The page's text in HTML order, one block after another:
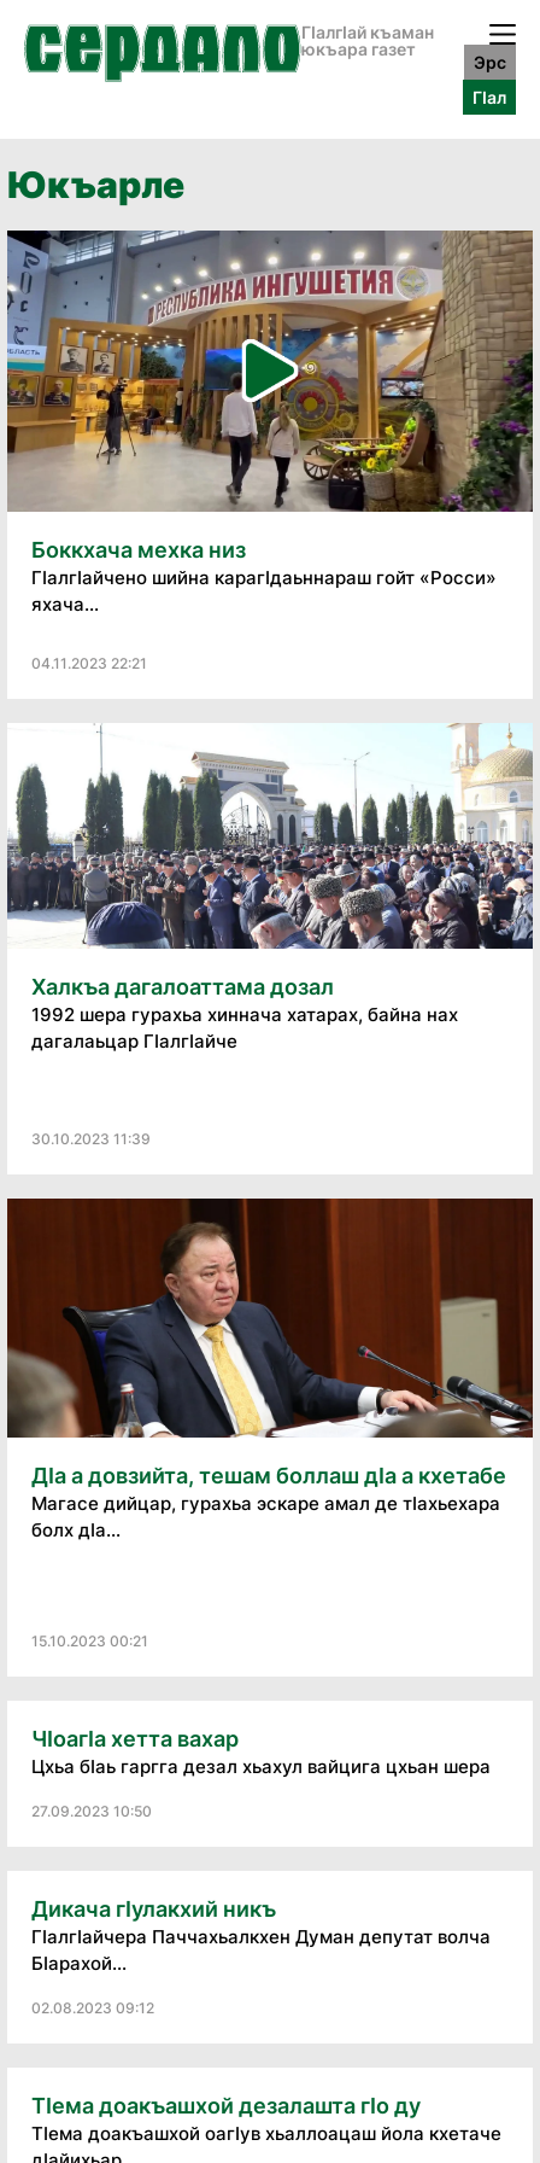
ГӀалгӀай къаман
юкъара газет
Эрс
ГӀал
Юкъарле
Боккхача мехка низ
ГӀалгӀайчено шийна карагӀдаьннараш гойт «Росси»
яхача...
04.11.2023 22:21
Халкъа дагалоаттама дозал
1992 шера гурахьа хиннача хатарах, байна нах
дагалаьцар ГӀалгӀайче
30.10.2023 11:39
ДIа а довзийта, тешам боллаш дIа а кхетабе
Магасе дийцар, гурахьа эскаре амал де тӀахьехара
болх дӀа...
15.10.2023 00:21
ЧӀоагӀа хетта вахар
Цхьа бӀаь гаргга дезал хьахул вайцига цхьан шера
27.09.2023 10:50
Дикача гIулакхий никъ
ГIалгIайчера Паччахьалкхен Думан депутат волча
БIарахой...
02.08.2023 09:12
ТӀема доакъашхой дезалашта гӀо ду
ТӀема доакъашхой оагӀув хьаллоацаш йола кхетаче